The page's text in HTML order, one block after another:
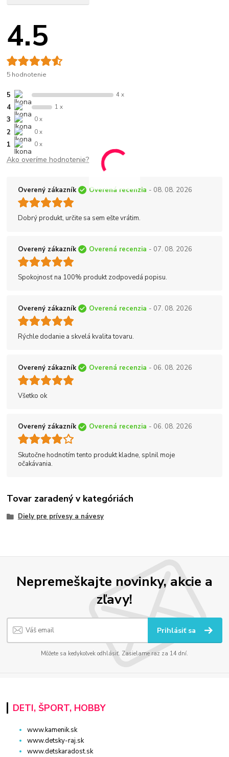
4.5
5 hodnotenie
5 4 x
4 1 x
3 0 x
2 0 x
1 0 x
Ako overíme hodnotenie?
Overený zákazník Overená recenzia - 08. 08. 2026
Dobrý produkt, určite sa sem ešte vrátim.
Overený zákazník Overená recenzia - 07. 08. 2026
Spokojnosť na 100% produkt zodpovedá popisu.
Overený zákazník Overená recenzia - 07. 08. 2026
Rýchle dodanie a skvelá kvalita tovaru.
Overený zákazník Overená recenzia - 06. 08. 2026
Všetko ok
Overený zákazník Overená recenzia - 06. 08. 2026
Skutočne hodnotím tento produkt kladne, splnil moje
očakávania.
Tovar zaradený v kategóriách
Diely pre prívesy a návesy
Nepremeškajte novinky, akcie a
zľavy!
Prihlásiť sa
Môžete sa kedykoľvek odhlásiť. Zasielame raz za 14 dní.
DETI, ŠPORT, HOBBY
www.kamenik.sk
www.detsky-raj.sk
www.detskaradost.sk